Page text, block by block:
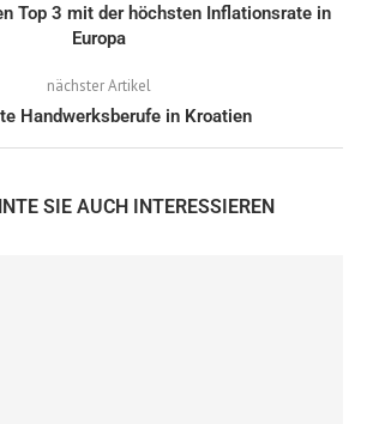
Top 3 mit der höchsten Inflationsrate in
Europa
nächster Artikel
Handwerksberufe in Kroatien
SIE AUCH INTERESSIEREN